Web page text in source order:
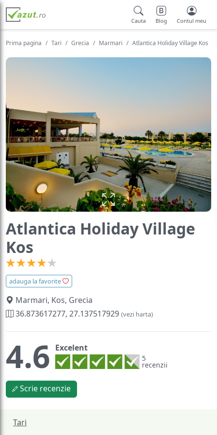
Cauta Blog Contul meu
Prima pagina Tari Grecia Marmari Atlantica Holiday Village Kos
Atlantica Holiday Village
Kos
adauga la favorite
Marmari, Kos, Grecia
36.873617277, 27.137517929 (vezi harta)
4.6 Excelent
5
recenzii
Scrie recenzie
Tari